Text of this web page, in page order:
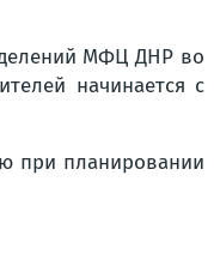
МФЦ ДНР во
начинается с
при планировании